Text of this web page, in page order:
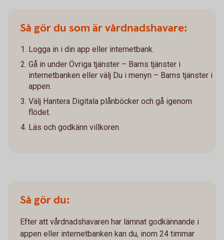
Så gör du som är vårdnadshavare:
Logga in i din app eller internetbank.
Gå in under Övriga tjänster – Barns tjänster i
internetbanken eller välj Du i menyn – Barns tjänster i
appen.
Välj Hantera Digitala plånböcker och gå igenom
flödet.
Läs och godkänn villkoren.
Så gör du:
Efter att vårdnadshavaren har lämnat godkännande i
appen eller internetbanken kan du, inom 24 timmar